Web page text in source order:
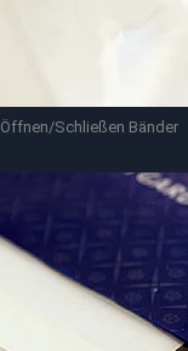
Öffnen/Schließen Bänder